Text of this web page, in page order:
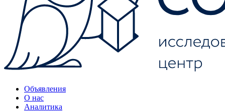
Объявления
О нас
Аналитика